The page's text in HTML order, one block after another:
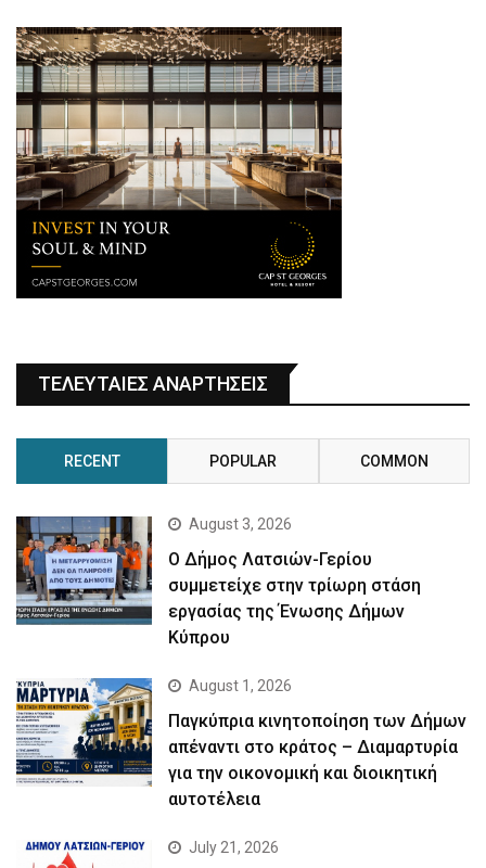
ΤΕΛΕΥΤΑΙΕΣ ΑΝΑΡΤΗΣΕΙΣ
RECENT POPULAR COMMON
August 3, 2026
Ο Δήμος Λατσιών-Γερίου
συμμετείχε στην τρίωρη στάση
εργασίας της Ένωσης Δήμων
Κύπρου
August 1, 2026
Παγκύπρια κινητοποίηση των Δήμων
απέναντι στο κράτος – Διαμαρτυρία
για την οικονομική και διοικητική
αυτοτέλεια
July 21, 2026